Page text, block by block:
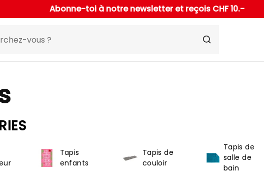
Abonne-toi à notre newsletter et reçois CHF 10.-
Tapis
enfants
Tapis de
couloir
Tapis de
salle de
bain